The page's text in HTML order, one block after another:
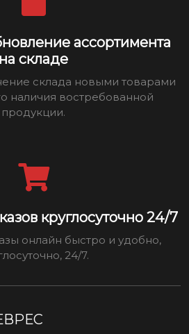
ассортимента
на складе
склада новыми товарами
наличия востребованной
продукции.
круглосуточно 24/7
онлайн быстро и удобно,
24/7.